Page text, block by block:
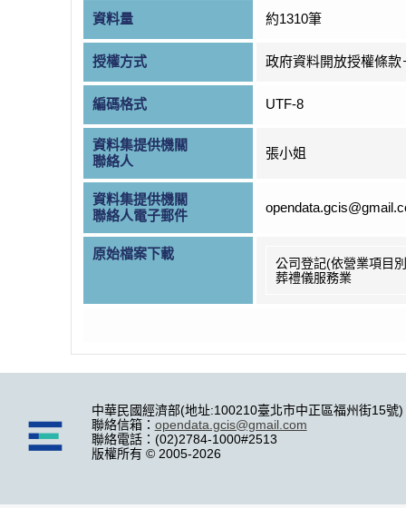
資料量 約1310筆
授權方式 政府資料開放授權條款
編碼格式 UTF-8
資料集提供機關
聯絡人
張小姐
資料集提供機關
聯絡人電子郵件
原始檔案下載
公司登記(依營業項目
葬禮儀服務業
中華民國經濟部(地址:100210臺北市中正區福州街15號)
聯絡信箱： opendata.gcis@gmail.com
聯絡電話：(02)2784-1000#2513
版權所有 © 2005-2026